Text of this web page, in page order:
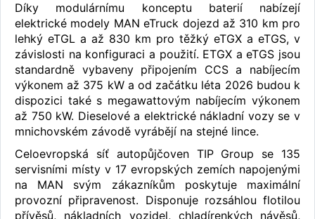
Díky modulárnímu konceptu baterií nabízejí
elektrické modely MAN eTruck dojezd až 310 km pro
lehký eTGL a až 830 km pro těžký eTGX a eTGS, v
závislosti na konfiguraci a použití. ETGX a eTGS jsou
standardně vybaveny připojením CCS a nabíjecím
výkonem až 375 kW a od začátku léta 2026 budou k
dispozici také s megawattovým nabíjecím výkonem
až 750 kW. Dieselové a elektrické nákladní vozy se v
mnichovském závodě vyrábějí na stejné lince.
Celoevropská síť autopůjčoven TIP Group se 135
servisními místy v 17 evropských zemích napojenými
na MAN svým zákazníkům poskytuje maximální
provozní připravenost. Disponuje rozsáhlou flotilou
přívěsů, nákladních vozidel, chladírenkých návěsů,